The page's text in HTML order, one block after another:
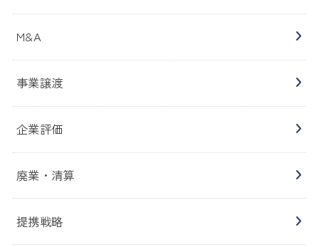
M&A
事業譲渡
企業評価
廃業・清算
提携戦略